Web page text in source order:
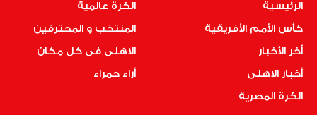
الرئيسية
كأس الأمم الأفريقية
أخر الأخبار
أخبار الاهلى
الكرة المصرية
الكرة عالمية
المنتخب و المحترفين
الاهلى فى كل مكان
أراء حمراء